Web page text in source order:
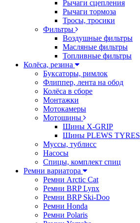
Рычаги сцепления
Рычаги тормоза
Тросы, тросики
Фильтры
Воздушные фильтры
Масляные фильтры
Топливные фильтры
Колёса, резина
Буксаторы, римлок
Флиппер, лента на обод
Колёса в сборе
Монтажки
Мотокамеры
Мотошины
Шины X-GRIP
Шины PLEWS TYRES
Муссы, тублисс
Насосы
Спицы, комплект спиц
Ремни вариатора
Ремни Arctic Cat
Ремни BRP Lynx
Ремни BRP Ski-Doo
Ремни Honda
Ремни Polaris